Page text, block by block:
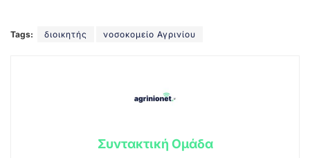
Tags: διοικητής νοσοκομείο Αγρινίου
Συντακτική Ομάδα